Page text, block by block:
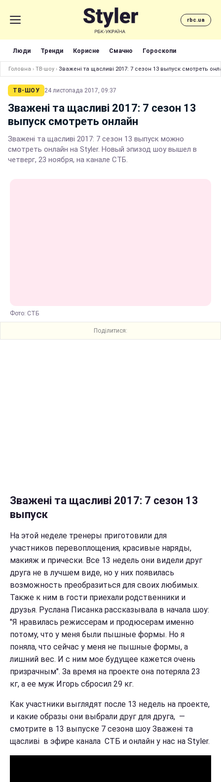
rbc.ua
Люди Тренди Корисне Смачно Гороскопи
Головна › ТВ-шоу › Зважені та щасливі 2017: 7 сезон 13 выпуск смотреть
ТВ-ШОУ 24 листопада 2017, 09:37
Зважені та щасливі 2017: 7 сезон 13
выпуск смотреть онлайн
Зважені та щасливі 2017: 7 сезон 13 выпуск можно
смотреть онлайн на Styler. Новый эпизод шоу вышел в
четверг, 23 ноября, на канале СТБ.
Фото: СТБ
Поділитися:
Зважені та щасливі 2017: 7 сезон 13
выпуск
На этой неделе тренеры приготовили для
участников перевоплощения, красивые наряды,
макияж и прически. Все 13 недель они видели друг
друга не в лучшем виде, но у них появилась
возможность преобразиться для своих любимых.
Также к ним в гости приехали родственники и
друзья. Руслана Писанка рассказывала в начала шоу:
"Я нравилась режиссерам и продюсерам именно
потому, что у меня были пышные формы. Но я
поняла, что сейчас у меня не пышные формы, а
лишний вес. И с ним мое будущее кажется очень
призрачным". За время на проекте она потеряла 23
кг, а ее муж Игорь сбросил 29 кг.
Как участники выглядят после 13 недель на проекте,
и какие образы они выбрали друг для друга, —
смотрите в 13 выпуске 7 сезона шоу Зважені та
щасливі в эфире канала СТБ и онлайн у нас на Styler.